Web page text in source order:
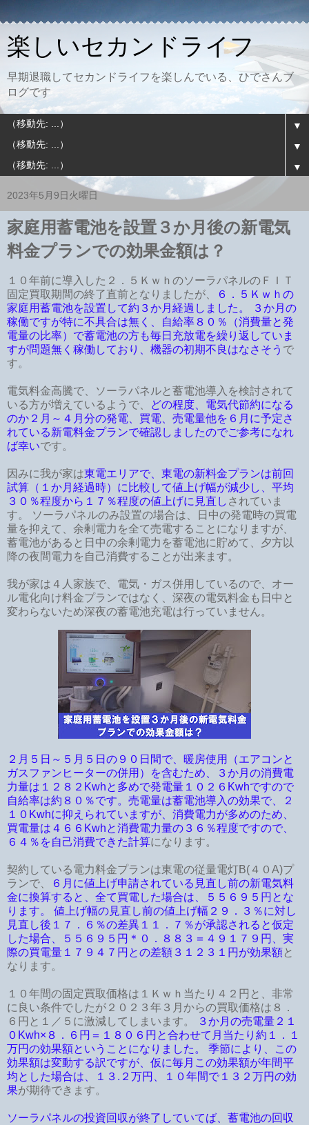
楽しいセカンドライフ
早期退職してセカンドライフを楽しんでいる、ひでさんブ
ログです
▼
▼
▼
2023年5月9日火曜日
家庭用蓄電池を設置３か月後の新電気
料金プランでの効果金額は？
１０年前に導入した２．５ＫｗｈのソーラパネルのＦＩＴ
固定買取期間の終了直前となりましたが、
６．５Ｋｗｈの
家庭用蓄電池を設置して約３か月経過しました。 ３か月の
稼働ですが特に不具合は無く、自給率８０％（消費量と発
電量の比率）で蓄電池の方も毎日充放電を繰り返していま
すが問題無く稼働しており、機器の初期不良はなさそう で
す。
電気料金高騰で、ソーラパネルと蓄電池導入を検討されて
いる方が増えているようで、
どの程度、電気代節約になる
のか２月～４月分の発電、買電、売電量他を６月に予定さ
れている新電料金プランで確認しましたのでご参考になれ
ば幸いです。
因みに我が家は東電エリアで、東電の新料金プランは前回
試算（１か月経過時）に比較して値上げ幅が減少し、平均
３０％程度から１７％程度の値上げに見直し されていま
す。 ソーラパネルのみ設置の場合は、日中の発電時の買電
量を抑えて、余剰電力を全て売電することになりますが、
蓄電池があると日中の余剰電力を蓄電池に貯めて、夕方以
降の夜間電力を自己消費することが出来ます。
我が家は４人家族で、電気・ガス併用しているので、オー
ル電化向け料金プランではなく、深夜の電気料金も日中と
変わらないため深夜の蓄電池充電は行っていません。
２月５日～５月５日の９０日間で、暖房使用（エアコンと
ガスファンヒーターの併用）を含むため、３か月の消費電
力量は１２８２Kwhと多めで発電量１０２６Kwhですので
自給率は約８０％です。売電量は蓄電池導入の効果で、２
１０Kwhに抑えられていますが、消費電力が多めのため、
買電量は４６６Kwhと消費電力量の３６％程度ですので、
６４％を自己消費できた計算になります。
契約している電力料金プランは東電の従量電灯B(４０A)プ
ランで、
６月に値上げ申請されている見直し前の新電気料
金に換算すると、全て買電した場合は、５５６９５円とな
ります。 値上げ幅の見直し前の値上げ幅２９．３％に対し
見直し後１７．６％の差異１１．７％が承認されると仮定
した場合、５５６９５円＊０．８８３＝４９１７９円、実
際の買電量１７９４７円との差額３１２３１円が効果額 と
なります。
１０年間の固定買取価格は１Ｋｗｈ当たり４２円と、非常
に良い条件でしたが２０２３年３月からの買取価格は８．
６円と１／５に激減してしまいます。
３か月の売電量２１
０Kwh×８．６円＝１８０６円と合わせて月当たり約１．１
万円の効果額ということになりました。 季節により、この
効果額は変動する訳ですが、仮に毎月この効果額が年間平
均とした場合は、１３.２万円、１０年間で１３２万円の効
果が期待できます。
ソーラパネルの投資回収が終了していてば、蓄電池の回収